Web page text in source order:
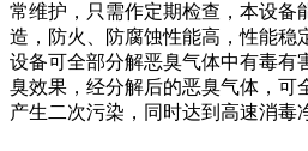
常维护，只需作定期检查，本设备
造，防火、防腐蚀性能高，性能稳
设备可全部分解恶臭气体中有毒有
臭效果，经分解后的恶臭气体，可
产生二次污染，同时达到高速消毒